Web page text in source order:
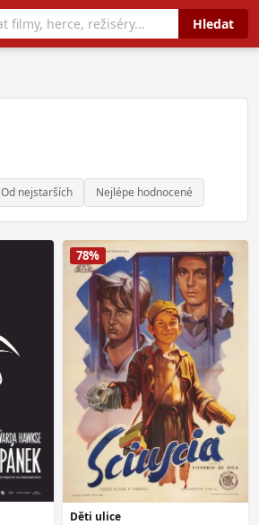
Hledat
Od nejstarších Nejlépe hodnocené
78%
Děti ulice